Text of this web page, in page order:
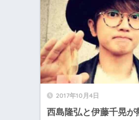
2017年10月4日
西島隆弘と伊藤千晃が